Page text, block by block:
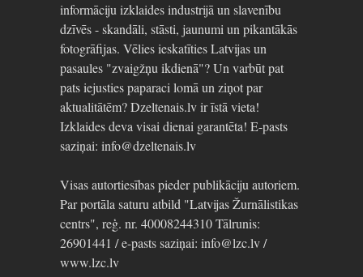
informāciju izklaides industrijā un slavenību
dzīvēs - skandāli, stāsti, jaunumi un pikantākās
fotogrāfijas. Vēlies ieskatīties Latvijas un
pasaules "zvaigžņu ikdienā"? Un varbūt pat
pats iejusties paparaci lomā un ziņot par
aktualitātēm? Dzeltenais.lv ir īstā vieta!
Izklaides deva visai dienai garantēta! E-pasts
saziņai: info@dzeltenais.lv
Visas autortiesības pieder publikāciju autoriem.
Par portāla saturu atbild "Latvijas Žurnālistikas
centrs", reģ. nr. 40008244310 Tālrunis:
26901441 / e-pasts saziņai: info@lzc.lv /
www.lzc.lv